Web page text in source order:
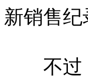
新销售纪
不过，